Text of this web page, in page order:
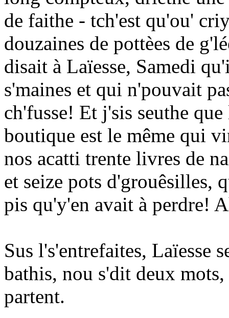
de faithe - tch'est qu'ou'
douzaines de pottèes de
disait à Laïesse, Samedi
s'maines et qui n'pouvait
ch'fusse! Et j'sis seuthe
boutique est le même qui
nos acatti trente livres de
et seize pots d'grouêsilles,
pis qu'y'en avait à perdre!
Sus l's'entrefaites, Laïesse
bathis, nou s'dit deux
partent.